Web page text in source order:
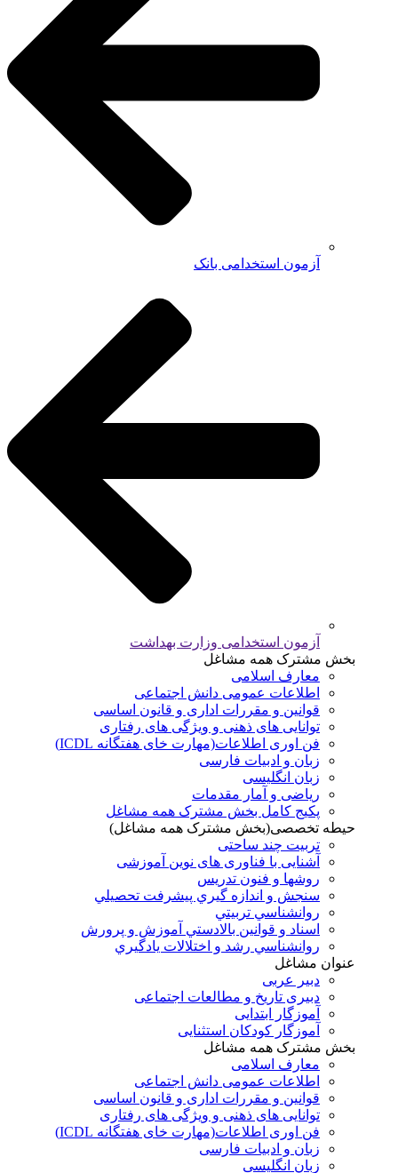
آزمون استخدامی بانک
آزمون استخدامی وزارت بهداشت
بخش مشترک همه مشاغل
معارف اسلامی
اطلاعات عمومی دانش اجتماعی
قوانین و مقررات اداری و قانون اساسی
توانایی های ذهنی و ویژگی های رفتاری
فن اوری اطلاعات(مهارت خای هفتگانه ICDL)
زبان و ادبیات فارسی
زبان انگلیسی
ریاضی و آمار مقدمات
پکیج کامل بخش مشترک همه مشاغل
حیطه تخصصی(بخش مشترک همه مشاغل)
تربیت چند ساحتی
آشنایی با فناوری های نوین آموزشی
روشها و فنون تدريس
سنجش و اندازه گيري پيشرفت تحصيلي
روانشناسي تربيتي
اسناد و قوانين بالادستي آموزش و پرورش
روانشناسي رشد و اختلالات يادگيري
عنوان مشاغل
دبير عربی
دبیری تاریخ و مطالعات اجتماعی
آموزگار ابتدایی
آموزگار کودکان استثنایی
بخش مشترک همه مشاغل
معارف اسلامی
اطلاعات عمومی دانش اجتماعی
قوانین و مقررات اداری و قانون اساسی
توانایی های ذهنی و ویژگی های رفتاری
فن اوری اطلاعات(مهارت خای هفتگانه ICDL)
زبان و ادبیات فارسی
زبان انگلیسی